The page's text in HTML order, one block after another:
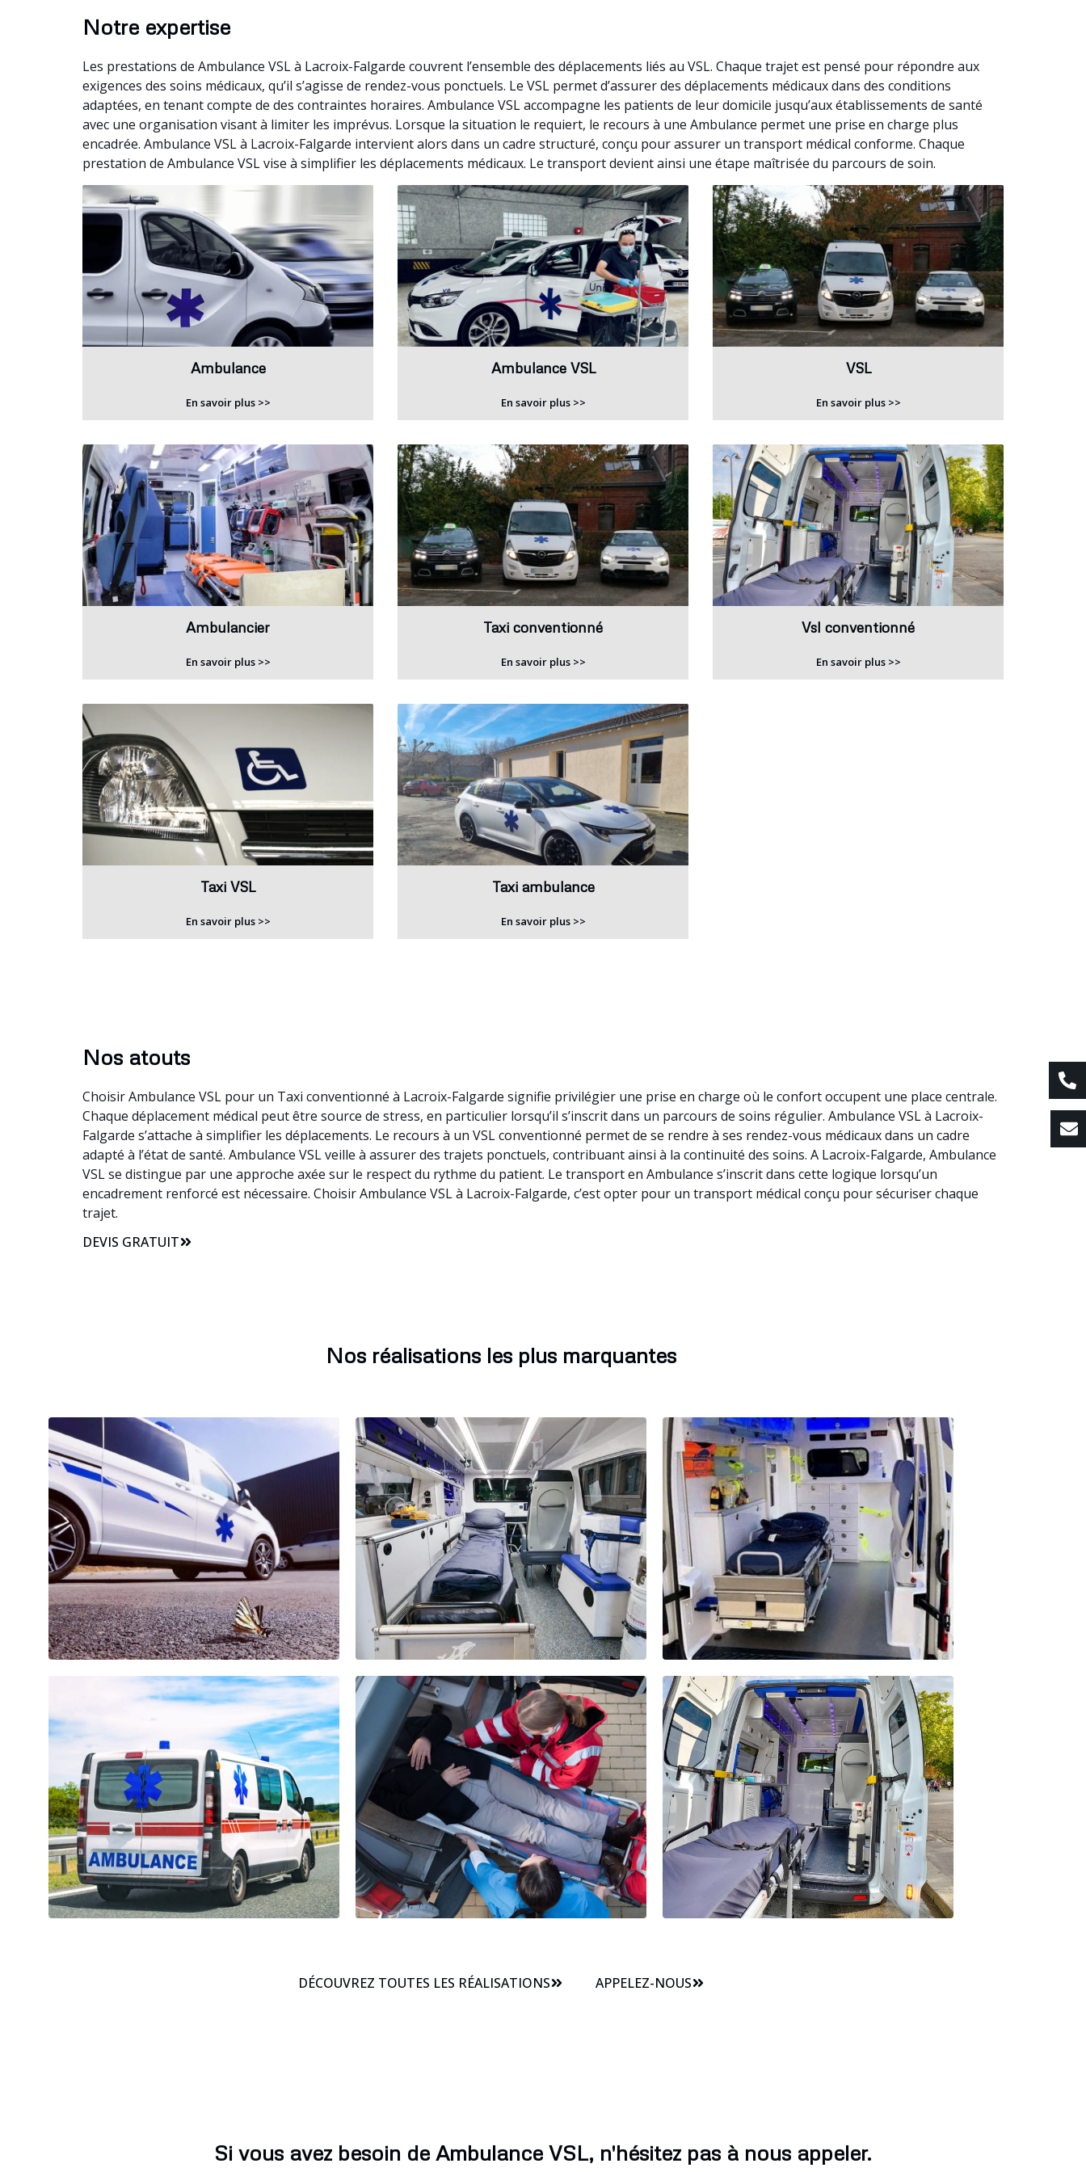
Notre expertise
Les prestations de Ambulance VSL à Lacroix-Falgarde couvrent l’ensemble des déplacements liés au VSL. Chaque trajet est pensé pour répondre aux
exigences des soins médicaux, qu’il s’agisse de rendez-vous ponctuels. Le VSL permet d’assurer des déplacements médicaux dans des conditions
adaptées, en tenant compte de des contraintes horaires. Ambulance VSL accompagne les patients de leur domicile jusqu’aux établissements de santé
avec une organisation visant à limiter les imprévus. Lorsque la situation le requiert, le recours à une Ambulance permet une prise en charge plus
encadrée. Ambulance VSL à Lacroix-Falgarde intervient alors dans un cadre structuré, conçu pour assurer un transport médical conforme. Chaque
prestation de Ambulance VSL vise à simplifier les déplacements médicaux. Le transport devient ainsi une étape maîtrisée du parcours de soin.
Ambulance
En savoir plus >>
Ambulance VSL
En savoir plus >>
VSL
En savoir plus >>
Ambulancier
En savoir plus >>
Taxi conventionné
En savoir plus >>
Vsl conventionné
En savoir plus >>
Taxi VSL
En savoir plus >>
Taxi ambulance
En savoir plus >>
Nos atouts
Choisir Ambulance VSL pour un Taxi conventionné à Lacroix-Falgarde signifie privilégier une prise en charge où le confort occupent une place centrale.
Chaque déplacement médical peut être source de stress, en particulier lorsqu’il s’inscrit dans un parcours de soins régulier. Ambulance VSL à Lacroix-
Falgarde s’attache à simplifier les déplacements. Le recours à un VSL conventionné permet de se rendre à ses rendez-vous médicaux dans un cadre
adapté à l’état de santé. Ambulance VSL veille à assurer des trajets ponctuels, contribuant ainsi à la continuité des soins. A Lacroix-Falgarde, Ambulance
VSL se distingue par une approche axée sur le respect du rythme du patient. Le transport en Ambulance s’inscrit dans cette logique lorsqu’un
encadrement renforcé est nécessaire. Choisir Ambulance VSL à Lacroix-Falgarde, c’est opter pour un transport médical conçu pour sécuriser chaque
trajet.
DEVIS GRATUIT
Nos réalisations les plus marquantes
DÉCOUVREZ TOUTES LES RÉALISATIONS APPELEZ-NOUS
Si vous avez besoin de Ambulance VSL, n'hésitez pas à nous appeler.